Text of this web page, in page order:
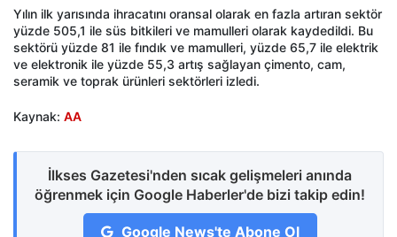
Yılın ilk yarısında ihracatını oransal olarak en fazla artıran sektör
yüzde 505,1 ile süs bitkileri ve mamulleri olarak kaydedildi. Bu
sektörü yüzde 81 ile fındık ve mamulleri, yüzde 65,7 ile elektrik
ve elektronik ile yüzde 55,3 artış sağlayan çimento, cam,
seramik ve toprak ürünleri sektörleri izledi.
Kaynak: AA
İlkses Gazetesi'nden sıcak gelişmeleri anında
öğrenmek için Google Haberler'de bizi takip edin!
Google News'te Abone Ol